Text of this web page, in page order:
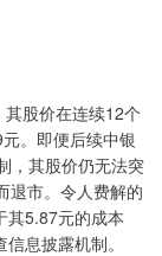
股价在连续12个
。即便后续中银
，其股价仍无法突
退市。令人费解的
其5.87元的成本
息披露机制。